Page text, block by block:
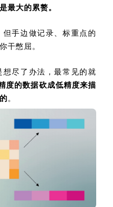
最大的累赘。
手边做记录、标重点的
干憋屈。
尽了办法，最常见的就
度的数据砍成低精度来描
。